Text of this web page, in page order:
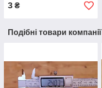
3 ₴
Подібні товари компанії